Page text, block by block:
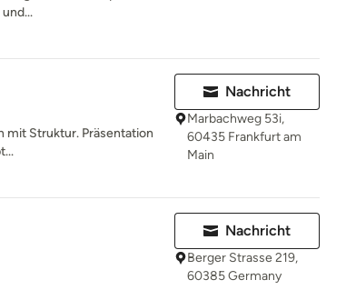
mit Struktur. Präsentation
Nachricht
Marbachweg 53i,
60435 Frankfurt am
Main
Nachricht
Berger Strasse 219,
60385 Germany